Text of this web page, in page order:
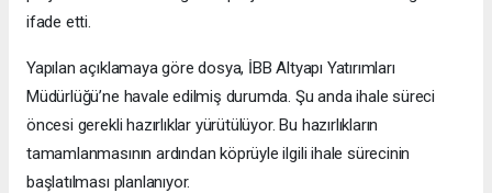
ifade etti.
Yapılan açıklamaya göre dosya, İBB Altyapı Yatırımları
Müdürlüğü’ne havale edilmiş durumda. Şu anda ihale süreci
öncesi gerekli hazırlıklar yürütülüyor. Bu hazırlıkların
tamamlanmasının ardından köprüyle ilgili ihale sürecinin
başlatılması planlanıyor.